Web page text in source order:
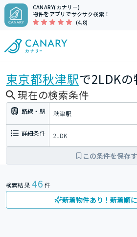
CANARY(カナリー)
物件をアプリでサクサク検索！
(4.8)
東京都秋津駅で2LDK
現在の検索条件
路線・駅 秋津駅
詳細条件 2LDK
この条件を保存
検索結果 46 件
新着物件あり！新着順